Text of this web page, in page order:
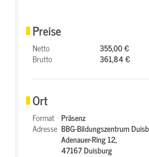
Preise
Netto
355,00 €
Brutto
361,84 €
Ort
Format Präsenz
Adresse BBG-Bildungszentrum
Adenauer-Ring 12,
47167 Duisburg